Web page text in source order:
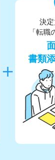
決
「転職
書類